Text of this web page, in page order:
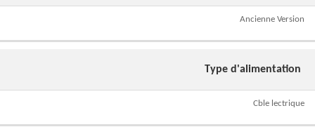
Ancienne Version
Type d'alimentation
Cble lectrique